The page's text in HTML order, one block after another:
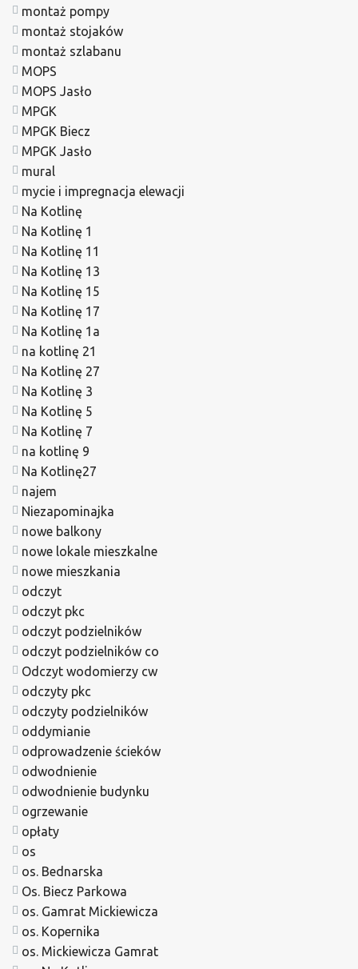
montaż pompy
montaż stojaków
montaż szlabanu
MOPS
MOPS Jasło
MPGK
MPGK Biecz
MPGK Jasło
mural
mycie i impregnacja elewacji
Na Kotlinę
Na Kotlinę 1
Na Kotlinę 11
Na Kotlinę 13
Na Kotlinę 15
Na Kotlinę 17
Na Kotlinę 1a
na kotlinę 21
Na Kotlinę 27
Na Kotlinę 3
Na Kotlinę 5
Na Kotlinę 7
na kotlinę 9
Na Kotlinę27
najem
Niezapominajka
nowe balkony
nowe lokale mieszkalne
nowe mieszkania
odczyt
odczyt pkc
odczyt podzielników
odczyt podzielników co
Odczyt wodomierzy cw
odczyty pkc
odczyty podzielników
oddymianie
odprowadzenie ścieków
odwodnienie
odwodnienie budynku
ogrzewanie
opłaty
os
os. Bednarska
Os. Biecz Parkowa
os. Gamrat Mickiewicza
os. Kopernika
os. Mickiewicza Gamrat